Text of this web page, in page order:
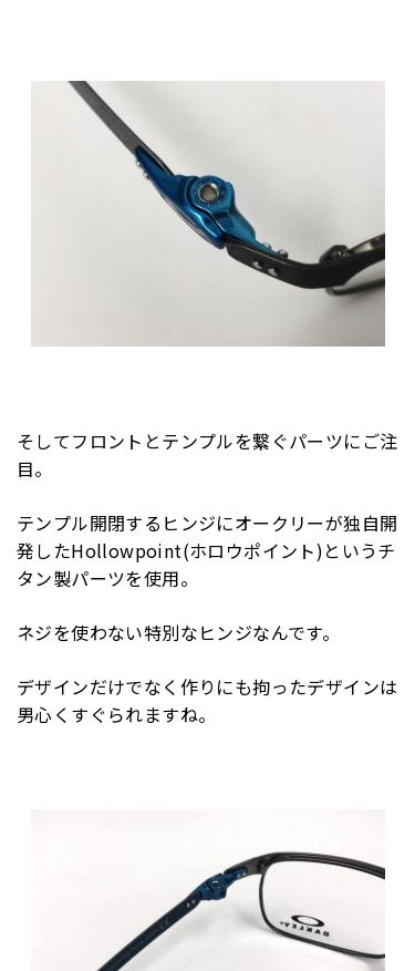
そしてフロントとテンプルを繋ぐパーツにご注
目。
テンプル開閉するヒンジにオークリーが独自開
発したHollowpoint(ホロウポイント)というチ
タン製パーツを使用。
ネジを使わない特別なヒンジなんです。
デザインだけでなく作りにも拘ったデザインは
男心くすぐられますね。